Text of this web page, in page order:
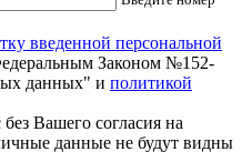
введенной персональной
Законом №152-
данных" и политикой
Вашего согласия на
данные не будут видны